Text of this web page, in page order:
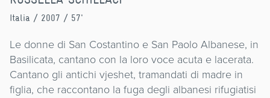
Italia / 2007 / 57'
Le donne di San Costantino e San Paolo Albanese, in
Basilicata, cantano con la loro voce acuta e lacerata.
Cantano gli antichi vjeshet, tramandati di madre in
figlia, che raccontano la fuga degli albanesi rifugiatisi